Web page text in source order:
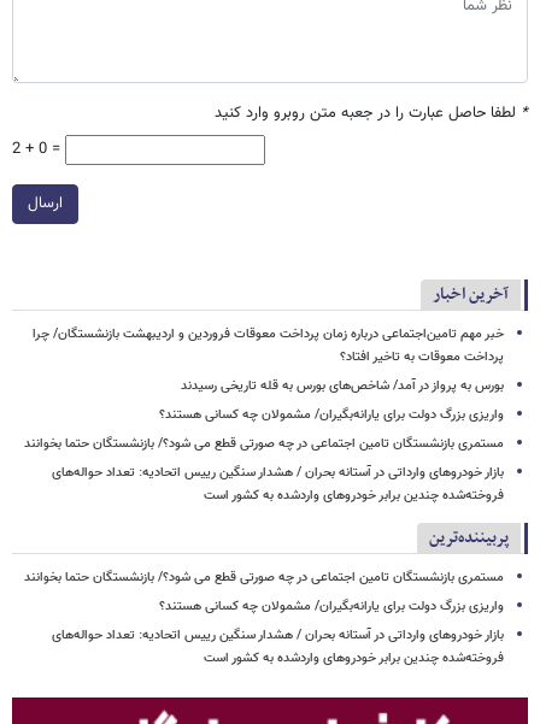
* لطفا حاصل عبارت را در جعبه متن روبرو وارد کنید
2 + 0 =
ارسال
آخرین اخبار
خبر مهم تامین‌اجتماعی درباره زمان پرداخت معوقات فروردین و اردیبهشت بازنشستگان/ چرا
پرداخت معوقات به تاخیر افتاد؟
بورس به پرواز در آمد/ شاخص‌های بورس به قله تاریخی رسیدند
واریزی بزرگ دولت برای یارانه‌بگیران/ مشمولان چه کسانی هستند؟
مستمری بازنشستگان تامین اجتماعی در چه صورتی قطع می شود؟/ بازنشستگان حتما بخوانند
بازار خودروهای وارداتی در آستانه بحران / هشدار سنگین رییس اتحادیه: تعداد حواله‌های
فروخته‌شده چندین برابر خودروهای واردشده به کشور است
پربیننده‌ترین
مستمری بازنشستگان تامین اجتماعی در چه صورتی قطع می شود؟/ بازنشستگان حتما بخوانند
واریزی بزرگ دولت برای یارانه‌بگیران/ مشمولان چه کسانی هستند؟
بازار خودروهای وارداتی در آستانه بحران / هشدار سنگین رییس اتحادیه: تعداد حواله‌های
فروخته‌شده چندین برابر خودروهای واردشده به کشور است